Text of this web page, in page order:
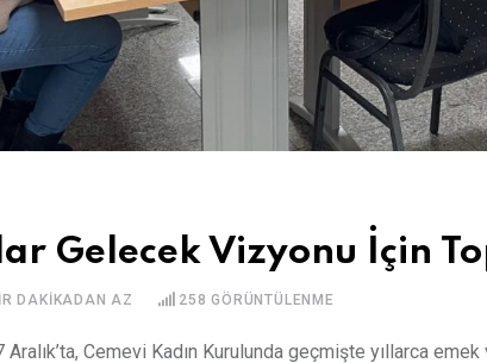
Gelecek Vizyonu İçin
DAKIKADAN AZ 258 GÖRÜNTÜLENME
Aralık’ta, Cemevi Kadın Kurulunda geçmişte yıllarca emek